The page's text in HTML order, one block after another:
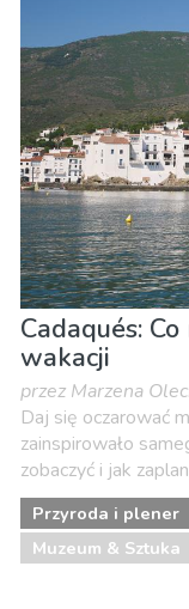
Cadaqués:
wakacji
przez Marzena
Daj się oczarować
zainspirowało
zobaczyć i jak
Przyroda i plener
Muzeum & Sztuka